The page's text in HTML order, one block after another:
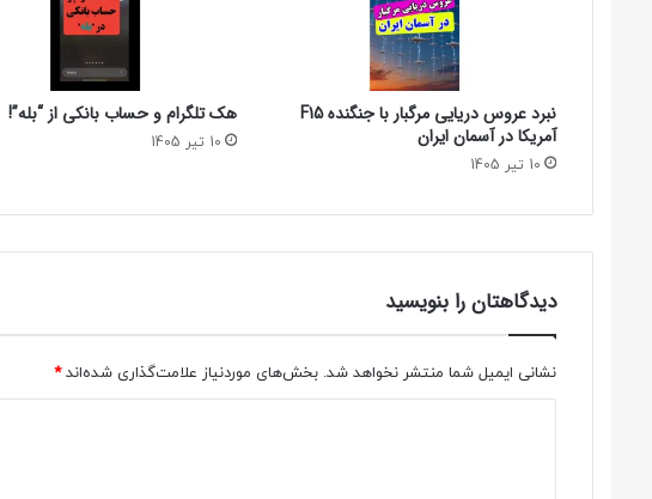
نبرد عروس دریایی مرگبار با جنگنده F15
آمریکا در آسمان ایران
10 تیر 1405
هک تلگرام و حساب بانکی از “بله”!
10 تیر 1405
دیدگاهتان را بنویسید
نشانی ایمیل شما منتشر نخواهد شد. بخش‌های موردنیاز علامت‌گذاری شده‌اند*